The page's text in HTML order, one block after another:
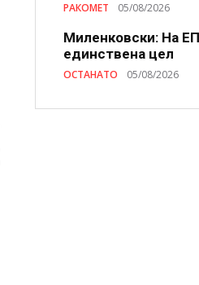
РАКОМЕТ 05/08/2026
Миленковски: На
единствена цел
ОСТАНАТО 05/08/2026